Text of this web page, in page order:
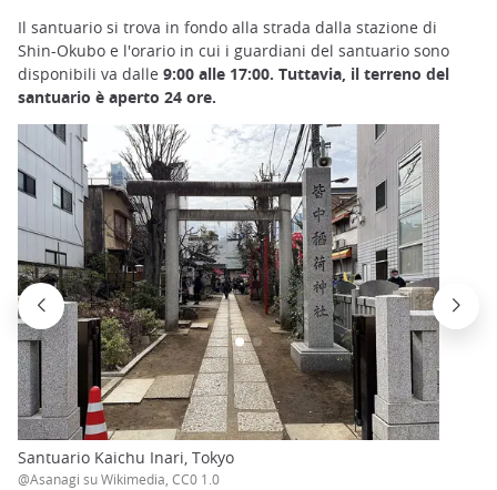
Il santuario si trova in fondo alla strada dalla stazione di
Shin-Okubo e l'orario in cui i guardiani del santuario sono
disponibili va dalle 9:00 alle 17:00. Tuttavia, il terreno del
santuario è aperto 24 ore.
Santuario Kaichu Inari, Tokyo
@Asanagi su Wikimedia, CC0 1.0